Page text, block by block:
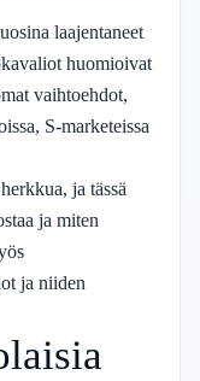
laajentaneet
huomioivat
vaihtoehdot,
S-marketeissa
ja tässä
ja miten
ja niiden